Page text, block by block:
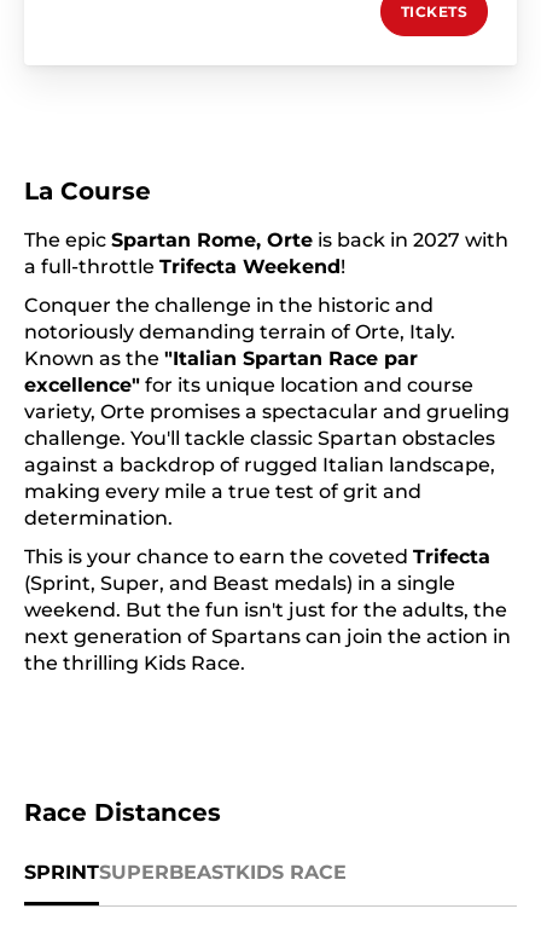
TICKETS
La Course
The epic Spartan Rome, Orte is back in 2027 with
a full-throttle Trifecta Weekend!
Conquer the challenge in the historic and
notoriously demanding terrain of Orte, Italy.
Known as the "Italian Spartan Race par
excellence" for its unique location and course
variety, Orte promises a spectacular and grueling
challenge. You'll tackle classic Spartan obstacles
against a backdrop of rugged Italian landscape,
making every mile a true test of grit and
determination.
This is your chance to earn the coveted Trifecta
(Sprint, Super, and Beast medals) in a single
weekend. But the fun isn't just for the adults, the
next generation of Spartans can join the action in
the thrilling Kids Race.
Race Distances
SPRINTSUPERBEASTKIDS RACE